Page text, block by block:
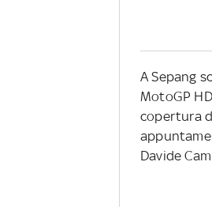
A Sepang
MotoGP
copertura
Davide